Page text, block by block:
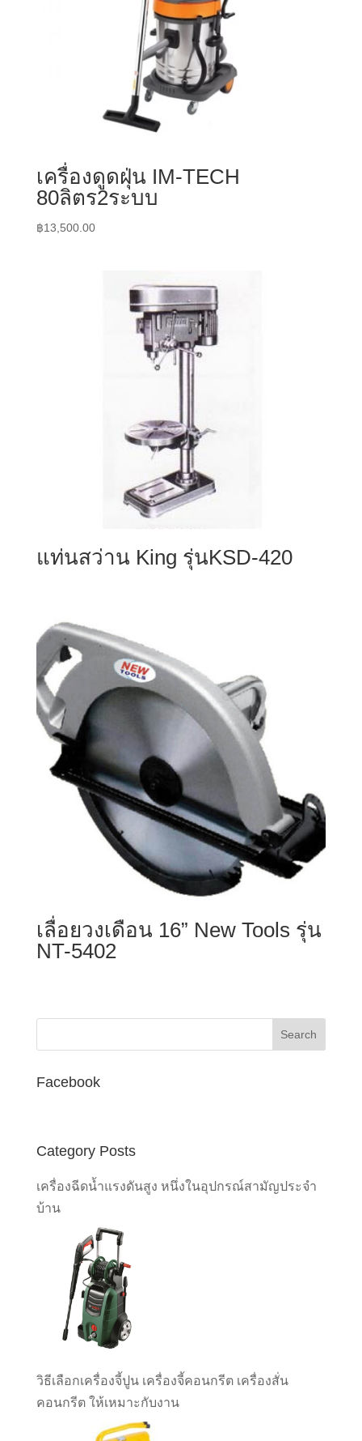
เครื่องดูดฝุ่น IM-TECH
80ลิตร2ระบบ
฿13,500.00
แท่นสว่าน King รุ่นKSD-420
เลื่อยวงเดือน 16” New Tools รุ่น
NT-5402
Facebook
Category Posts
เครื่องฉีดน้ำแรงดันสูง หนึ่งในอุปกรณ์สามัญประจำ
บ้าน
วิธีเลือกเครื่องจี้ปูน เครื่องจี้คอนกรีต เครื่องสั่น
คอนกรีต ให้เหมาะกับงาน